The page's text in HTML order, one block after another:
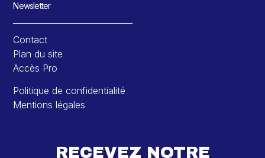
Newsletter
Contact
Plan du site
Accès Pro
Politique de confidentialité
Mentions légales
RECEVEZ NOTRE